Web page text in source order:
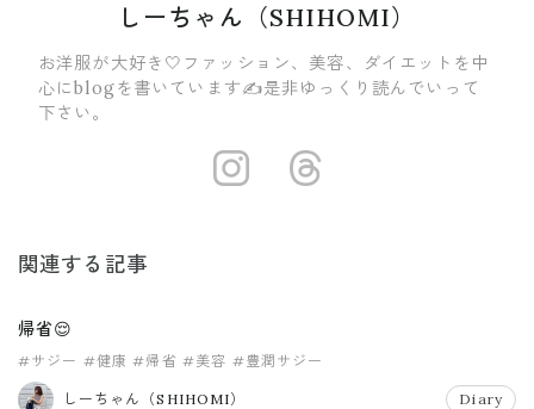
しーちゃん（SHIHOMI）
お洋服が大好き🤍ファッション、美容、ダイエットを中
心にblogを書いています✍️是非ゆっくり読んでいって
下さい。
https://
関連する記事
帰省😌
#サジー #健康 #帰省 #美容 #豊潤サジー
しーちゃん（SHIHOMI） Diary